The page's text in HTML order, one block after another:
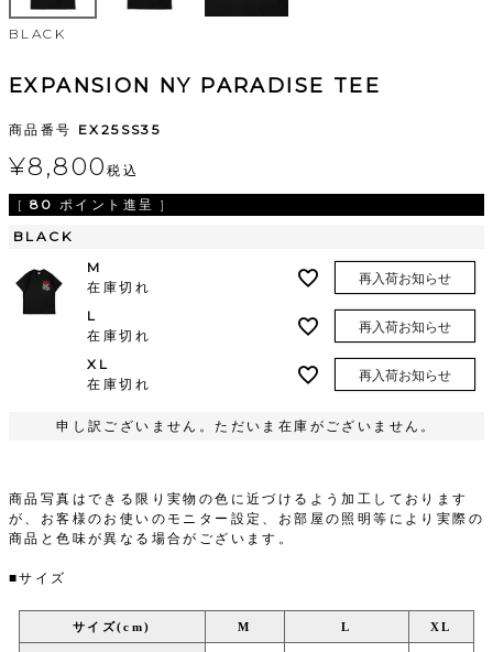
BLACK
EXPANSION NY PARADISE TEE
商品番号 EX25SS35
¥8,800税込
[ 80 ポイント進呈 ]
BLACK
M
在庫切れ
再入荷お知らせ
L
在庫切れ
再入荷お知らせ
XL
在庫切れ
再入荷お知らせ
申し訳ございません。ただいま在庫がございません。
商品写真はできる限り実物の色に近づけるよう加工しております
が、お客様のお使いのモニター設定、お部屋の照明等により実際の
商品と色味が異なる場合がございます。
■サイズ
サイズ(cm) M L XL